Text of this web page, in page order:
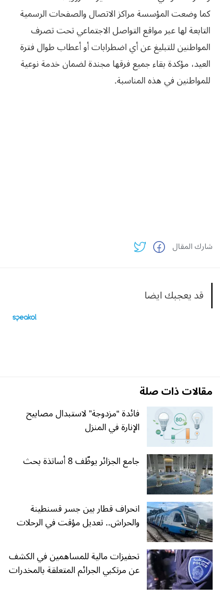
كما وضعت المؤسسة مراكز الاتصال والصفحات الرسمية
التابعة لها عبر مواقع التواصل الاجتماعي تحت تصرف
المواطنين للتبليغ عن أي اضطرابات أو أعطاب طوال فترة
العيد، مؤكدة بقاء جميع فرقها مجندة لضمان خدمة نوعية
للمواطنين في هذه المناسبة.
شارك المقال
قد يعجبك ايضا
مقالات ذات صلة
فائدة “مزدوجة” لاستبدال مصابيح
الإنارة في المنزل
جامع الجزائر يوظّف 8 أساتذة بحث
انحراف قطار بين جسر قسنطينة
والحراش.. تعديل مؤقت في الرحلات
تحفيزات مالية للمساهمين في الكشف
عن مرتكبي الجرائم المتعلقة بالمخدرات